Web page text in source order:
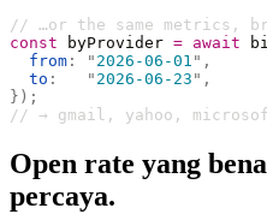
// …or the same metrics,
const byProvider = await
  from
: " 2026-06-01 " ,
  to
:
   "
2026-06-23 " ,
});
// → gmail, yahoo,
Open rate yang
percaya.